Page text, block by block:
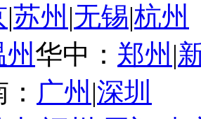
|苏州 |无锡|杭州
华中： 郑州 |
广州 |深圳